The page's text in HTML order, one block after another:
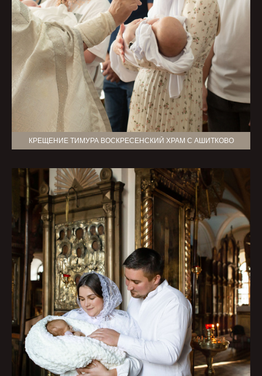
КРЕЩЕНИЕ ТИМУРА ВОСКРЕСЕНСКИЙ ХРАМ С АШИТКОВО